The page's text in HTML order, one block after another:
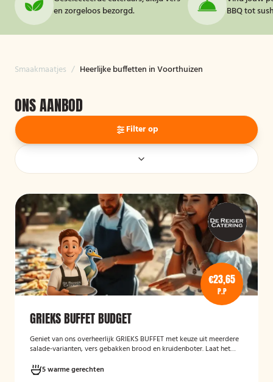
en zorgeloos bezorgd.
BBQ tot
Smaakmaatjes / Heerlijke buffetten in Voorthuizen
ONS AANBOD
Filter op
€23,65
P.P
GRIEKS BUFFET BUDGET
Geniet van ons overheerlijk GRIEKS BUFFET met keuze uit meerdere
salade-varianten, vers gebakken brood en kruidenboter. Laat het
5 warme gerechten